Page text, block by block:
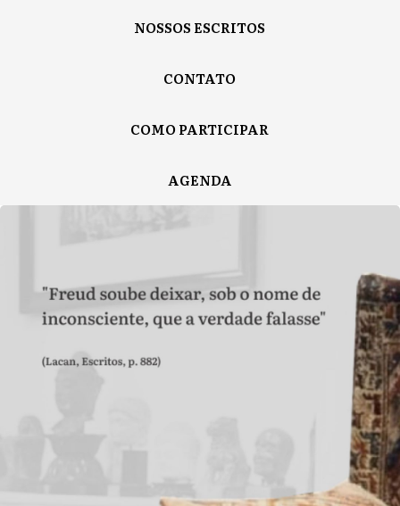
NOSSOS ESCRITOS
CONTATO
COMO PARTICIPAR
AGENDA